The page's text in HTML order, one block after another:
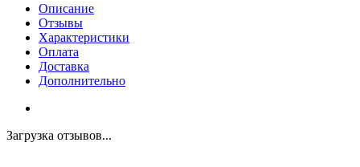
Описание
Отзывы
Характеристики
Оплата
Доставка
Дополнительно
Загрузка отзывов...